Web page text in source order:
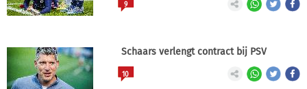
9
Schaars verlengt contract bij PSV
10